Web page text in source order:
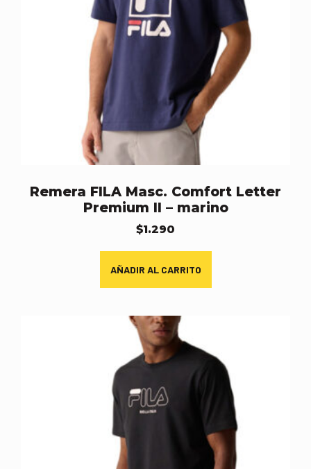
Remera FILA Masc. Comfort Letter
Premium II – marino
$1.290
AÑADIR AL CARRITO